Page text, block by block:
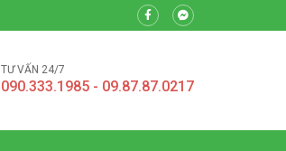
TƯ VẤN 24/7
090.333.1985 - 09.87.87.0217